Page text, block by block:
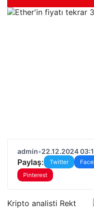
admin•22.12.2024
Paylaş: Twitter
Pinterest
Kripto analisti Rekt